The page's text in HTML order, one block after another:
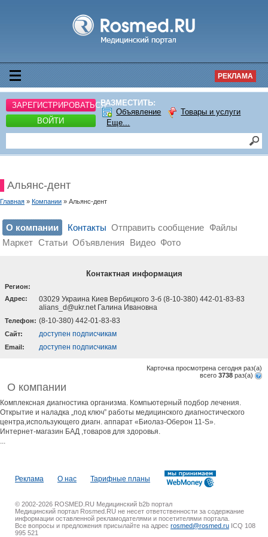
РЕКЛАМА
ЗАРЕГИСТРИРОВАТЬСЯ
ВОЙТИ
РАЗМЕСТИТЬ:
Объявление
Товары и услуги
Еще...
Альянс-дент
Главная » Компании » Альянс-дент
О компании Контакты Отправить сообщение Файлы
Маркет Статьи Объявления Видео Фото
Контактная информация
Регион:
Адрес:
03029 Украина Киев Вербицкого 3-б (8-10-380) 442-01-83-83
alians_d@ukr.net Галина Ивановна
Телефон: (8-10-380) 442-01-83-83
Cайт: доступен подписчикам
Email: доступен подписчикам
Карточка просмотрена сегодня раз(a)
всего 3738 раз(a)
О компании
Комплексная диагностика организма. Компьютерный подбор лечения.
Открытие и наладка „под ключ” работы медицинского диагностического
центра,использующего диагн. аппарат «Биолаз-Оберон 11-S».
Интернет-магазин БАД ,товаров для здоровья.
...
Реклама О нас Тарифные планы
© 2002-2026 ROSMED.RU Медицинский b2b портал
Медицинский портал Rosmed.RU не несет ответственности за содержание
информации оставленной рекламодателями и посетителями портала.
Все вопросы и предложения присылайте на адрес rosmed@rosmed.ru ICQ 108
995 521